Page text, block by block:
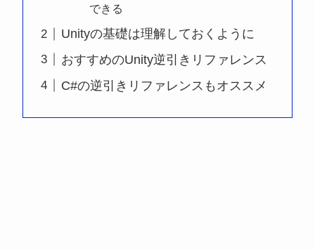
できる
Unityの基礎は理解しておくように
おすすめのUnity逆引きリファレンス
C#の逆引きリファレンスもオススメ